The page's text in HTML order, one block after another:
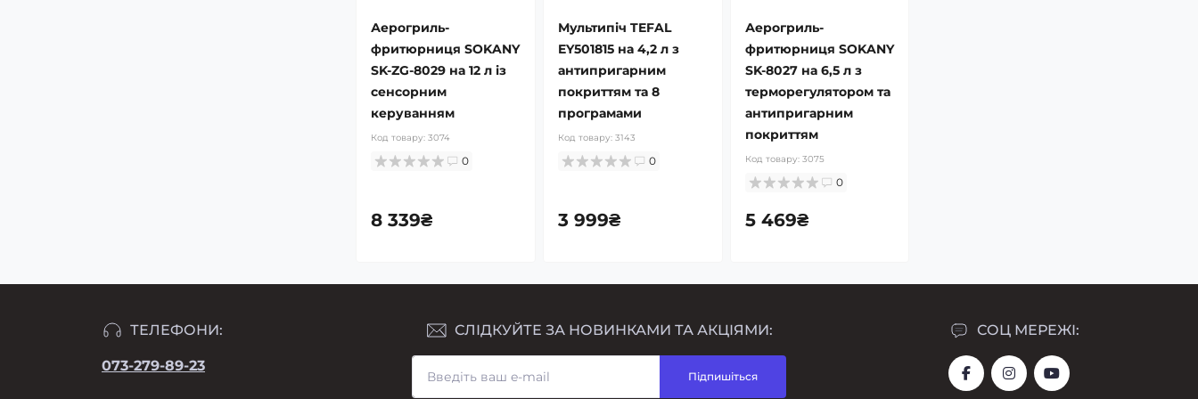
Аерогриль-
фритюрниця SOKANY
SK-ZG-8029 на 12 л із
сенсорним
керуванням
Код товару: 3074
0
8 339₴
Мультипіч TEFAL
EY501815 на 4,2 л з
антипригарним
покриттям та 8
програмами
Код товару: 3143
0
3 999₴
Аерогриль-
фритюрниця SOKANY
SK-8027 на 6,5 л з
терморегулятором та
антипригарним
покриттям
Код товару: 3075
0
5 469₴
ТЕЛЕФОНИ:
073-279-89-23
СОЦ МЕРЕЖІ:
СЛІДКУЙТЕ ЗА НОВИНКАМИ ТА АКЦІЯМИ:
Підпишіться